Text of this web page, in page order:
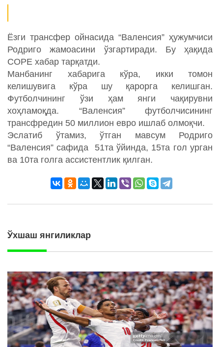
Ёзги трансфер ойнасида “Валенсия” ҳужумчиси
Родриго жамоасини ўзгартиради. Бу ҳақида
COPE хабар тарқатди.
Манбанинг хабарига кўра, икки томон
келишувига кўра шу қарорга келишган.
Футболчининг ўзи ҳам янги чақирувни
хоҳламоқда. “Валенсия” футболчисининг
трансфредин 50 миллион евро ишлаб олмоқчи.
Эслатиб ўтамиз, ўтган мавсум Родриго
“Валенсия” сафида 51та ўйинда, 15та гол урган
ва 10та голга ассистентлик қилган.
Ўхшаш янгиликлар